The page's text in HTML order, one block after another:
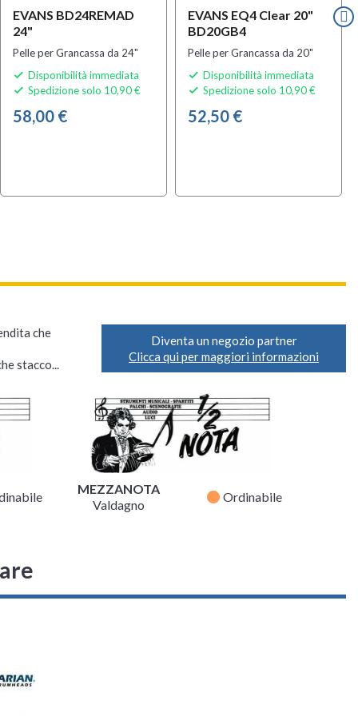
EVANS BD24REMAD
24"
Pelle per Grancassa da 24"
 Disponibilità immediata
 Spedizione solo 10,90 €
58,00 €
EVANS EQ4 Clear 20"
BD20GB4
Pelle per Grancassa da 20"
 Disponibilità immediata
 Spedizione solo 10,90 €
52,50 €
che
stacco...
Diventa un negozio partner
Clicca qui per maggiori informazioni
MEZZANOTA
Valdagno
fiber_manual_record Ordinabile